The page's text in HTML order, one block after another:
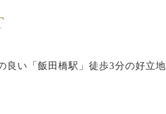
良い「飯田橋駅」徒歩3分の好立地